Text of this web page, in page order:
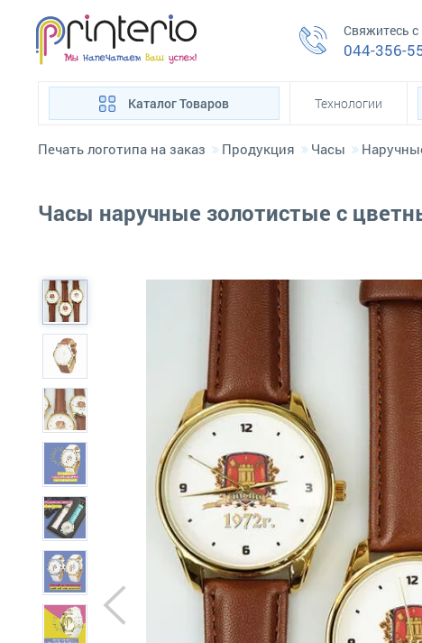
Свяжитесь с
044-356-
Каталог Товаров Технологии
Печать логотипа на заказ Продукция Часы
Часы наручные золотистые с